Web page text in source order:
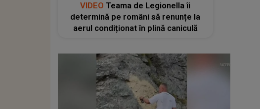
VIDEO Teama de Legionella îi
determină pe români să renunțe la
aerul condiționat în plină caniculă